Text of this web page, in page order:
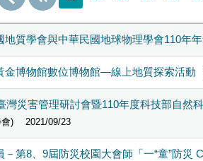
地質學會與中華民國地球物理學會110年
金博物館數位博物館—線上地質探索活動
灣災害管理研討會暨110年度科技部自
) 2021/09/23
－第8、9屆防災校園大會師「一“童”防災